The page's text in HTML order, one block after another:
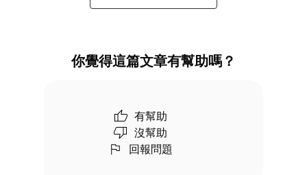
你覺得這篇文章有幫助嗎？
有幫助
沒幫助
回報問題